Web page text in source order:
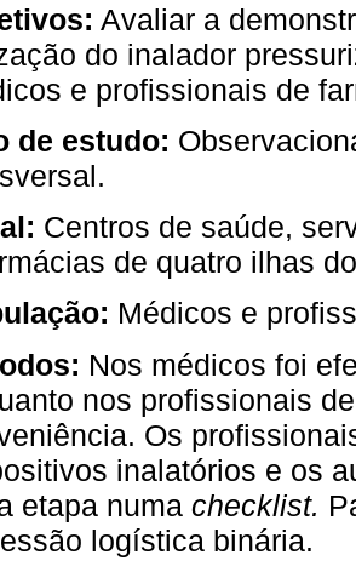
Avaliar a
do inalador
e profissionais de
de estudo:
Centros de saúde,
de quatro ilhas
Médicos e
Nos médicos foi
nos profissionais
Os
inalatórios e os
etapa numa checklist.
logística binária.